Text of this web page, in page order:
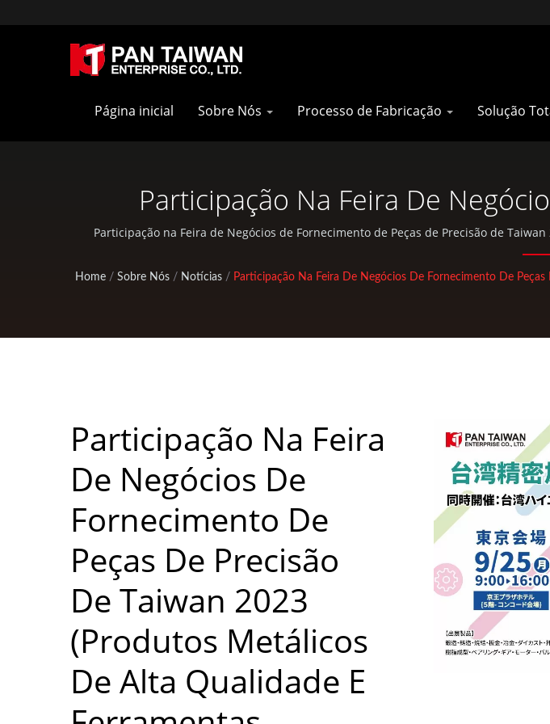
Página inicial Sobre Nós Processo de Fabricação Solução
Participação Na Feira De
Precisão De Taiwan 2023
Ferramentas Manuais) |
Participação na Feira de Negócios de Fornecimento de Peças de Precisão de
oferece serviços OEM / ODM, como Serviço de Injeção Plástica, Fundição sob
atividades
Home / Sobre Nós / Notícias / Participação Na Feira De Negócios De Fornecimento De
Participação Na Feira
De Negócios De
Fornecimento De
Peças De Precisão
De Taiwan 2023
(Produtos Metálicos
De Alta Qualidade E